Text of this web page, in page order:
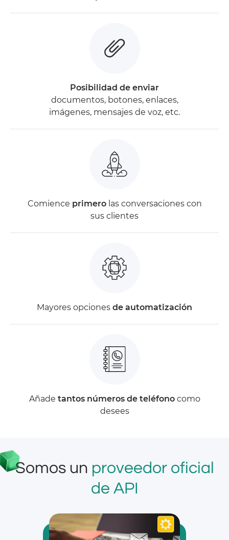
Posibilidad de enviar
documentos, botones, enlaces,
imágenes, mensajes de voz, etc.
Comience primerolas conversaciones con
sus clientes
Mayores opciones de automatización
Añade tantos números de teléfonocomo
desees
Somos un proveedor oficial
de API